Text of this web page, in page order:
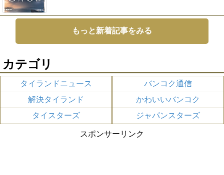
もっと新着記事をみる
カテゴリ
タイランドニュース
バンコク通信
解決タイランド
かわいいバンコク
タイスターズ
ジャパンスターズ
スポンサーリンク